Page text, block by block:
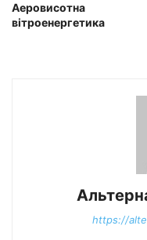
Аеровисотна
вітроенергетика
https://